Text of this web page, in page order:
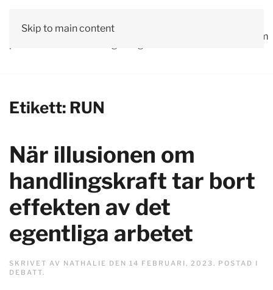
Skip to main content
Vår
Debatt
OmLäs våra
Valprogram
Etikett: RUN
När illusionen om
handlingskraft tar bort
effekten av det
egentliga arbetet
SKRIVET AV NATHALIE DEN 14 FEBRUARI, 2023. POSTAD I
DEBATT.